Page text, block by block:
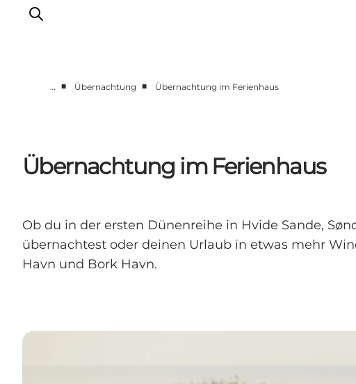
Unsere Städte
Essen & Übernachtung
Plane deine Reise
… ■ Übernachtung ■ Übernachtung im Ferienhaus
Übernachtung im Ferienhaus
Ob du in der ersten Dünenreihe in Hvide Sande,
übernachtest oder deinen Urlaub in etwas mehr
Havn und Bork Havn.